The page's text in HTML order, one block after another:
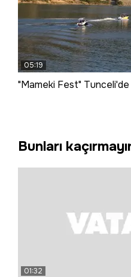
05:19
"Mameki Fest" Tunceli'de
Bunları
01:32